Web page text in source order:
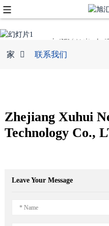
太阳能发电
家 联系我们
Zhejiang Xuhui
Technology Co.,
Leave Your Message